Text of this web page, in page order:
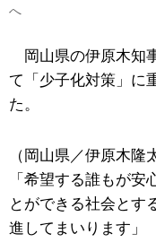
へ
岡山県の伊原木知
て「少子化対策」に
た。
（岡山県／伊原木隆
「希望する誰もが安
とができる社会とす
進してまいります」